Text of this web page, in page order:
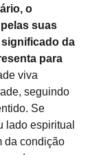
o
suas
da
para
viva
seguindo
Se
lado espiritual
da condição